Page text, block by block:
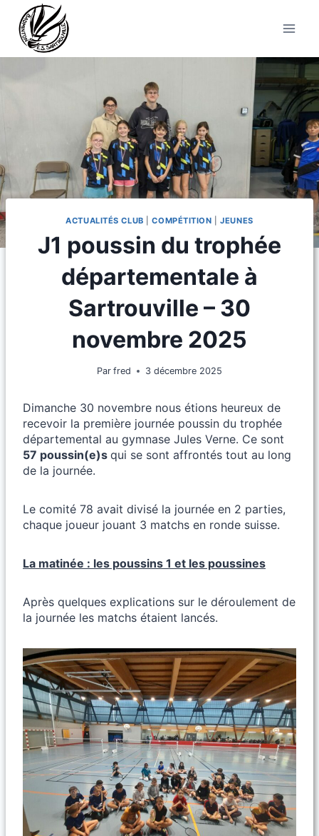
contenu
ACTUALITÉS CLUB |COMPÉTITION |JEUNES
J1 poussin du trophée
départementale à
Sartrouville – 30
novembre 2025
Par fred 3 décembre 2025
Dimanche 30 novembre nous étions heureux de
recevoir la première journée poussin du trophée
départemental au gymnase Jules Verne. Ce sont
57 poussin(e)s qui se sont affrontés tout au long
de la journée.
Le comité 78 avait divisé la journée en 2 parties,
chaque joueur jouant 3 matchs en ronde suisse.
La matinée : les poussins 1 et les poussines
Après quelques explications sur le déroulement de
la journée les matchs étaient lancés.